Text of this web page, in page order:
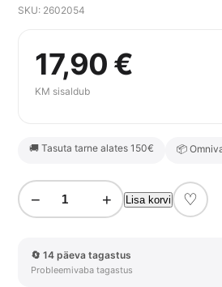
SKU: 2602054
17,90 €
KM sisaldub
🚚 Tasuta tarne alates 150€ 📦
− + Lisa korvi ♡
🔄 14 päeva tagastus
Probleemivaba tagastus